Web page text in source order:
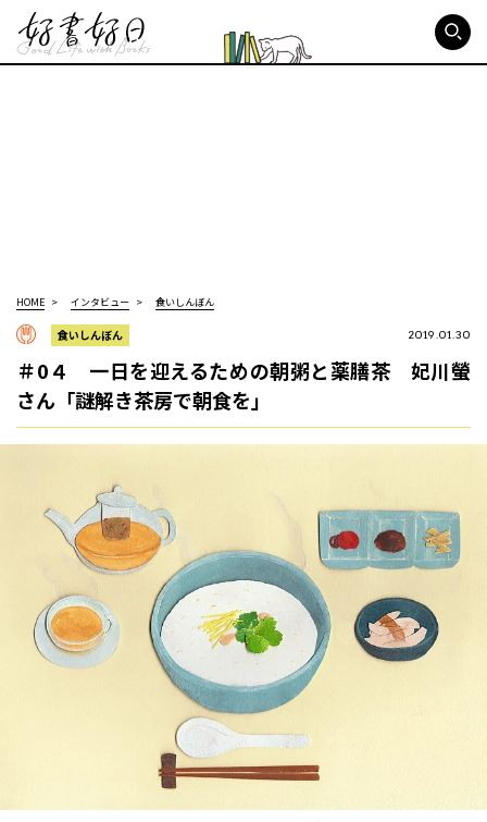
HOME インタビュー 食いしんぼん
食いしんぼん 2019.01.30
＃0４ 一日を迎えるための朝粥と薬膳茶 妃川螢
さん「謎解き茶房で朝食を」